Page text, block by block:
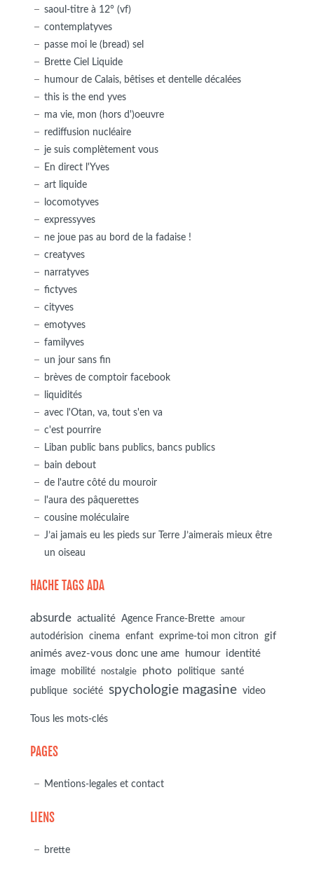
saoul-titre à 12° (vf)
contemplatyves
passe moi le (bread) sel
Brette Ciel Liquide
humour de Calais, bêtises et dentelle décalées
this is the end yves
ma vie, mon (hors d')oeuvre
rediffusion nucléaire
je suis complètement vous
En direct l'Yves
art liquide
locomotyves
expressyves
ne joue pas au bord de la fadaise !
creatyves
narratyves
fictyves
cityves
emotyves
familyves
un jour sans fin
brèves de comptoir facebook
liquidités
avec l'Otan, va, tout s'en va
c'est pourrire
Liban public bans publics, bancs publics
bain debout
de l'autre côté du mouroir
l'aura des pâquerettes
cousine moléculaire
J’ai jamais eu les pieds sur Terre J’aimerais mieux être
un oiseau
HACHE TAGS ADA
absurde actualité Agence France-Brette amour
autodérision cinema enfant exprime-toi mon citron
gif
animés avez-vous donc une ame
humour identité
image mobilité nostalgie photo politique
santé
publique
société spychologie magasine video
Tous les mots-clés
PAGES
Mentions-legales et contact
LIENS
brette